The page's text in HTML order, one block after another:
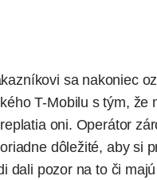
sa nakoniec
T-Mobilu s tým, že
oni. Operátor
dôležité, aby si
dali pozor na to či